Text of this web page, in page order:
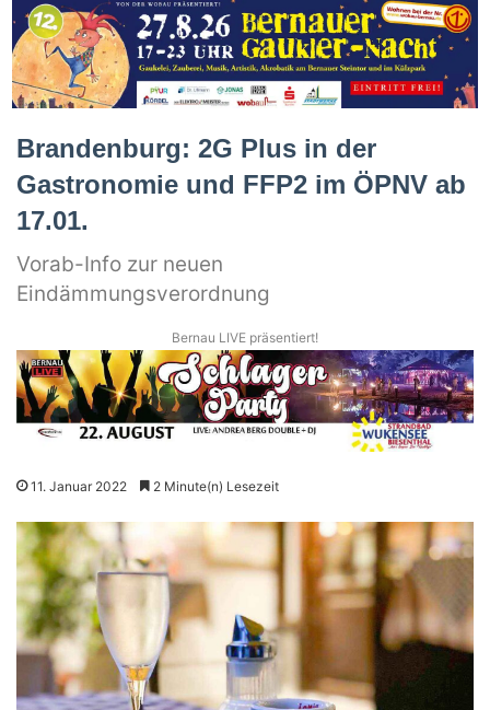
Brandenburg: 2G Plus in der
Gastronomie und FFP2 im ÖPNV ab
17.01.
Vorab-Info zur neuen
Eindämmungsverordnung
Bernau LIVE präsentiert!
11. Januar 2022 2 Minute(n) Lesezeit